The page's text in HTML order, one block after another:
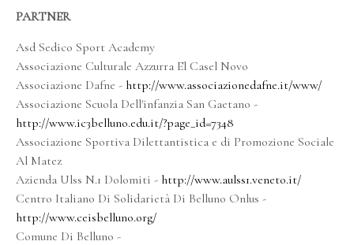
PARTNER
Asd Sedico Sport Academy
Associazione Culturale Azzurra El Casel Novo
Associazione Dafne - http://www.associazionedafne.it/www/
Associazione Scuola Dell'infanzia San Gaetano -
http://www.ic3belluno.edu.it/?page_id=7348
Associazione Sportiva Dilettantistica e di Promozione Sociale
Al Matez
Azienda Ulss N.1 Dolomiti - http://www.aulss1.veneto.it/
Centro Italiano Di Solidarietà Di Belluno Onlus -
http://www.ceisbelluno.org/
Comune Di Belluno -